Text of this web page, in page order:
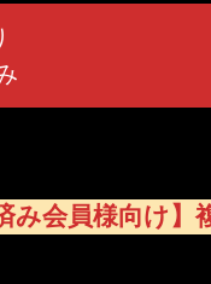
み会員様向け